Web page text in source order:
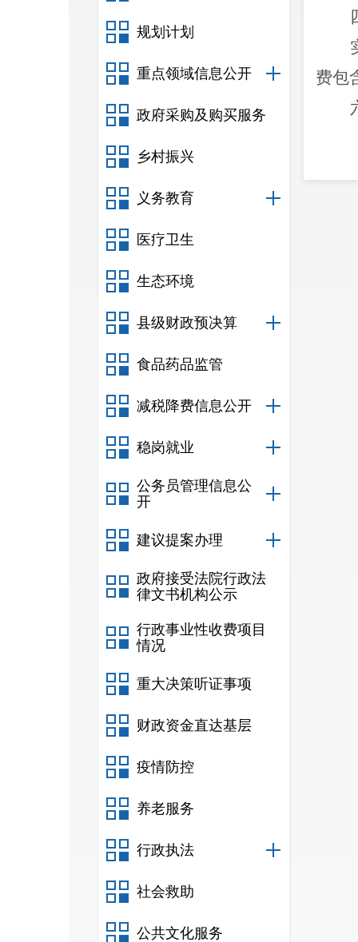
规划计划
重点领域信息公开
政府采购及购买服务
乡村振兴
义务教育
医疗卫生
生态环境
县级财政预决算
食品药品监管
减税降费信息公开
稳岗就业
公务员管理信息公
开
建议提案办理
政府接受法院行政法
律文书机构公示
行政事业性收费项目
情况
重大决策听证事项
财政资金直达基层
疫情防控
养老服务
行政执法
社会救助
公共文化服务
费包